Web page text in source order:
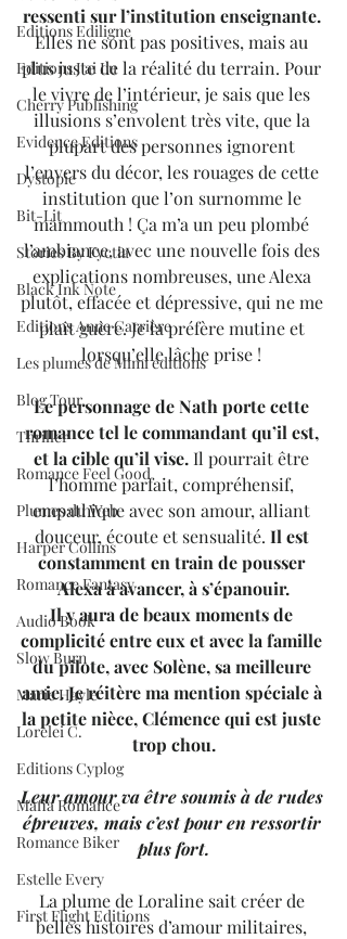
Editions Ediligne
Editions J'ai Lu
Cherry Publishing
Evidence Editions
Dystopie
Bit-Lit
Stories By Fyctia
Black Ink Note
Editions Anne Carrière
Les plumes de Mimi éditions
Blog Tour
Thriller
Romance Feel Good
Plumes du Web
Harper Collins
Romance Fantasy
Audio Book
Slow Burn
Marie Hayle
Lorelei C.
Editions Cyplog
Mafia Romance
Romance Biker
Estelle Every
First Flight Editions
ressenti sur l’institution enseignante.
Elles ne sont pas positives, mais au
plus juste de la réalité du terrain. Pour
le vivre de l’intérieur, je sais que les
illusions s’envolent très vite, que la
plupart des personnes ignorent
l’envers du décor, les rouages de cette
institution que l’on surnomme le
mammouth ! Ça m’a un peu plombé
l’ambiance, avec une nouvelle fois des
explications nombreuses, une Alexa
plutôt, effacée et dépressive, qui ne me
plaît guère. Je la préfère mutine et
lorsqu’elle lâche prise !
Le personnage de Nath porte cette
romance tel le commandant qu’il est,
et la cible qu’il vise. Il pourrait être
l’homme parfait, compréhensif,
empathique avec son amour, alliant
douceur, écoute et sensualité. Il est
constamment en train de pousser
Alexa à avancer, à s’épanouir.
Il y aura de beaux moments de
complicité entre eux et avec la famille
du pilote, avec Solène, sa meilleure
amie. Je réitère ma mention spéciale à
la petite nièce, Clémence qui est juste
trop chou.
Leur amour va être soumis à de rudes
épreuves, mais c’est pour en ressortir
plus fort.
La plume de Loraline sait créer de
belles histoires d’amour militaires,